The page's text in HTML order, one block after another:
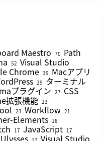
Maestro 70 Path
52 Visual Studio
Chrome 39 Macアプリ
29 ターミナル
プラグイン 27 CSS
拡張機能 23
23 Workflow 21
Elements 18
17 JavaScript 17